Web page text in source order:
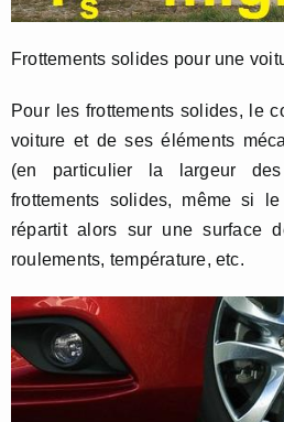
Frottements solides pour une
Pour les frottements solides, le
voiture et de ses éléments
(en particulier la largeur
frottements solides, même si
répartit alors sur une surface
roulements, température, etc.